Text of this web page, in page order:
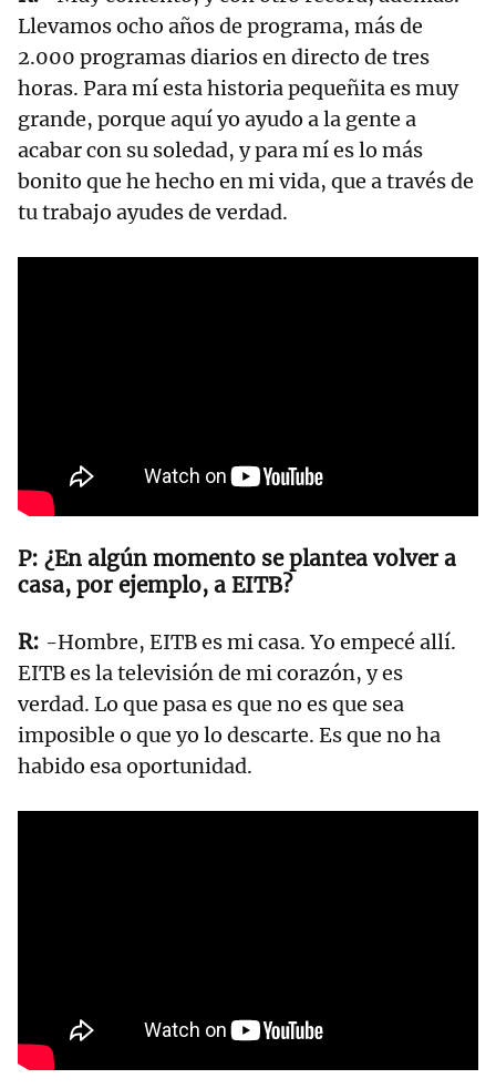
Llevamos ocho años de programa, más de
2.000 programas diarios en directo de tres
horas. Para mí esta historia pequeñita es muy
grande, porque aquí yo ayudo a la gente a
acabar con su soledad, y para mí es lo más
bonito que he hecho en mi vida, que a través de
tu trabajo ayudes de verdad.
¿En algún momento se plantea volver a
casa, por ejemplo, a EITB?
-Hombre, EITB es mi casa. Yo empecé allí.
EITB es la televisión de mi corazón, y es
verdad. Lo que pasa es que no es que sea
imposible o que yo lo descarte. Es que no ha
habido esa oportunidad.